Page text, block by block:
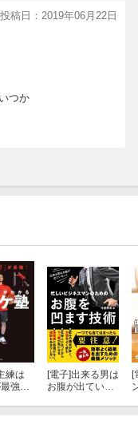
フォーマンスを上げ
トレーニングです。
？
トレーニング
投稿日：2019年06月22日
つか
練は
最強！
[電子]出来る男は
お腹が出ていな
[